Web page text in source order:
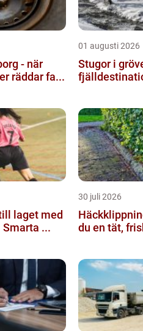
- när
räddar fa...
01 augusti 2026
Stugor i
laget med
...
30 juli 2026
Häckklippning
du en tät,